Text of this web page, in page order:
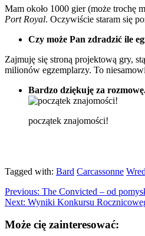
Mam około 1000 gier (może trochę
Port Royal. Oczywiście staram się
Czy może Pan zdradzić ile
Zajmuję się stroną projektową gry,
milionów egzemplarzy. To
Bardzo dziękuję za
początek znajomości!
Tagged with: Bard Carcassonne
Previous: The Convicted – od
Next: Wyniki Konkursu
Może cię zainteresować: